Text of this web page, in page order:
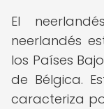
El
neerlandés
los Países
de Bélgica.
caracteriza